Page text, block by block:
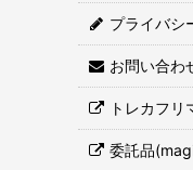
プライバシ
お問い合わ
トレカフ
委託品